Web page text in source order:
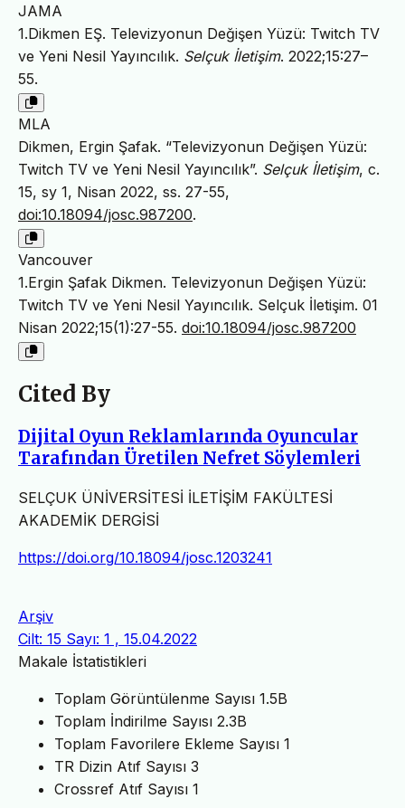
JAMA
1.Dikmen EŞ. Televizyonun Değişen Yüzü: Twitch TV
ve Yeni Nesil Yayıncılık. Selçuk İletişim. 2022;15:27–
55.
MLA
Dikmen, Ergin Şafak. “Televizyonun Değişen Yüzü:
Twitch TV ve Yeni Nesil Yayıncılık”. Selçuk İletişim, c.
15, sy 1, Nisan 2022, ss. 27-55,
doi:10.18094/josc.987200.
Vancouver
1.Ergin Şafak Dikmen. Televizyonun Değişen Yüzü:
Twitch TV ve Yeni Nesil Yayıncılık. Selçuk İletişim. 01
Nisan 2022;15(1):27-55. doi:10.18094/josc.987200
Cited By
Dijital Oyun Reklamlarında Oyuncular
Tarafından Üretilen Nefret Söylemleri
SELÇUK ÜNİVERSİTESİ İLETİŞİM FAKÜLTESİ
AKADEMİK DERGİSİ
https://doi.org/10.18094/josc.1203241
Arşiv
Cilt: 15 Sayı: 1 , 15.04.2022
Makale İstatistikleri
Toplam Görüntülenme Sayısı 1.5B
Toplam İndirilme Sayısı 2.3B
Toplam Favorilere Ekleme Sayısı 1
TR Dizin Atıf Sayısı 3
Crossref Atıf Sayısı 1